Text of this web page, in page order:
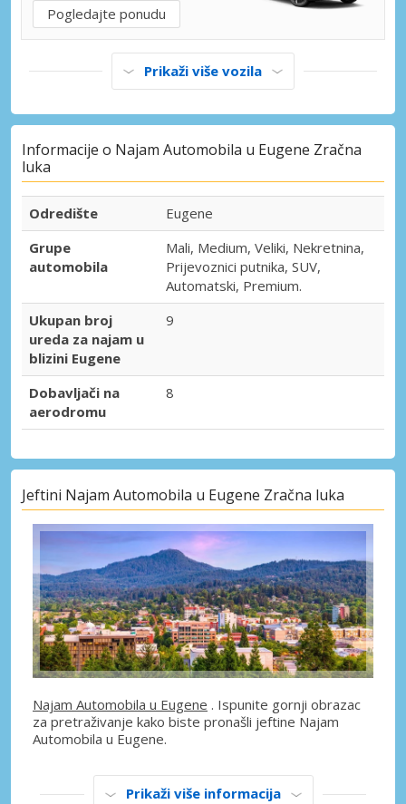
Pogledajte ponudu
Prikaži više vozila
Informacije o Najam Automobila u Eugene Zračna
luka
Odredište
Eugene
Grupe
automobila
Mali, Medium, Veliki, Nekretnina,
Prijevoznici putnika, SUV,
Automatski, Premium.
Ukupan broj
ureda za najam u
blizini Eugene
9
Dobavljači na
aerodromu
8
Jeftini Najam Automobila u Eugene Zračna luka
Najam Automobila u Eugene . Ispunite gornji obrazac
za pretraživanje kako biste pronašli jeftine Najam
Automobila u Eugene.
Prikaži više informacija